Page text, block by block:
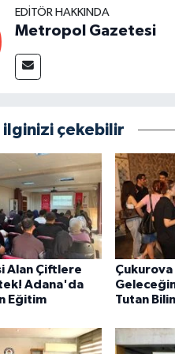
EDITÖR HAKKINDA
Metropol Gazetesi
ilginizi çekebilir
Alan Çiftlere
Adana'da
Eğitim
Tutan